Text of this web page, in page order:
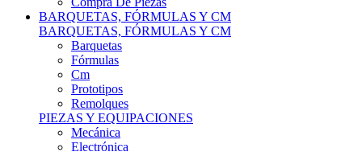
BARQUETAS, FÓRMULAS Y CM
Barquetas
Fórmulas
Cm
Prototipos
Remolques
PIEZAS Y EQUIPACIONES
Mecánica
Electrónica
Chasis Y Carrocería